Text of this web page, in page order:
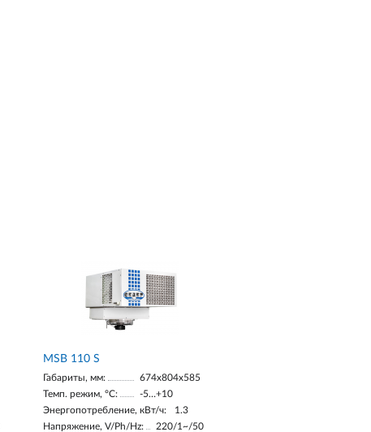
MSB 110 S
Габариты, мм:
674х804х585
Темп. режим, °С:
-5…+10
Энергопотребление, кВт/ч:
1.3
Напряжение, V/Ph/Hz:
220/1~/50